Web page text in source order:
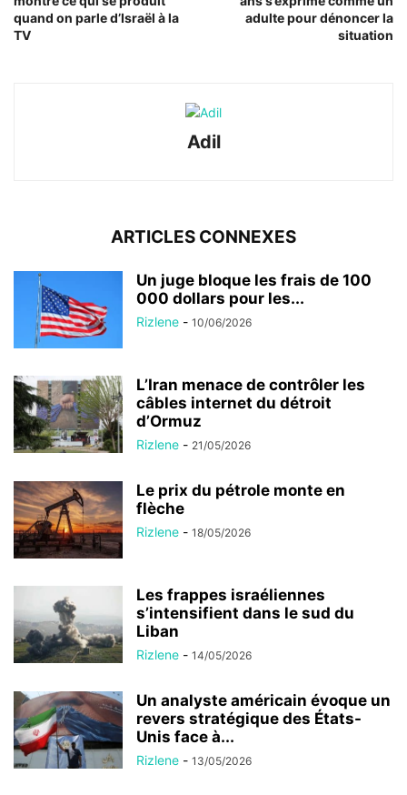
quand on parle d’Israël à la
TV
adulte pour dénoncer la
situation
Adil
ARTICLES CONNEXES
Un juge bloque les frais de 100
000 dollars pour les...
Rizlene - 10/06/2026
L’Iran menace de contrôler les
câbles internet du détroit
d’Ormuz
Rizlene - 21/05/2026
Le prix du pétrole monte en
flèche
Rizlene - 18/05/2026
Les frappes israéliennes
s’intensifient dans le sud du
Liban
Rizlene - 14/05/2026
Un analyste américain évoque un
revers stratégique des États-
Unis face à...
Rizlene - 13/05/2026